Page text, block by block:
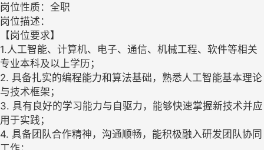
岗位性质：全职
岗位描述：
【岗位要求】
1.人工智能、计算机、电子、通信、机械工程、软件等相关
专业本科及以上学历；
2. 具备扎实的编程能力和算法基础，熟悉人工智能基本理论
与技术框架；
3. 具有良好的学习能力与自驱力，能够快速掌握新技术并应
用于实践；
4. 具备团队合作精神，沟通顺畅，能积极融入研发团队协同